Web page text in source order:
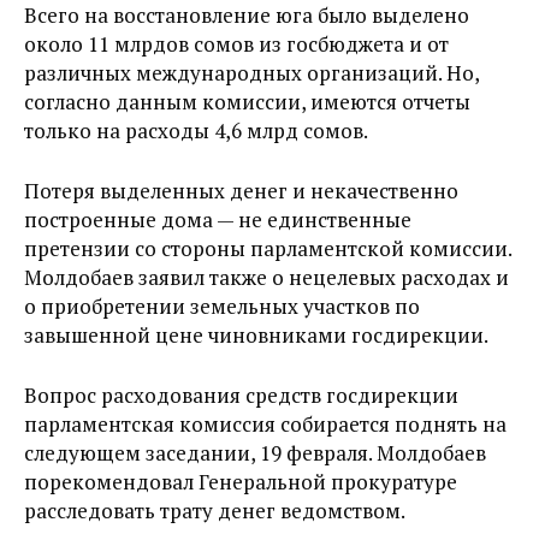
Всего на восстановление юга было выделено
около 11 млрдов сомов из госбюджета и от
различных международных организаций. Но,
согласно данным комиссии, имеются отчеты
только на расходы 4,6 млрд сомов.
Потеря выделенных денег и некачественно
построенные дома — не единственные
претензии со стороны парламентской комиссии.
Молдобаев заявил также о нецелевых расходах и
о приобретении земельных участков по
завышенной цене чиновниками госдирекции.
Вопрос расходования средств госдирекции
парламентская комиссия собирается поднять на
следующем заседании, 19 февраля. Молдобаев
порекомендовал Генеральной прокуратуре
расследовать трату денег ведомством.